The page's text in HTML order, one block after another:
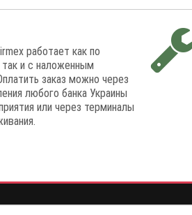
работает как по
и с наложенным
заказ можно через
любого банка Украины
или через терминалы